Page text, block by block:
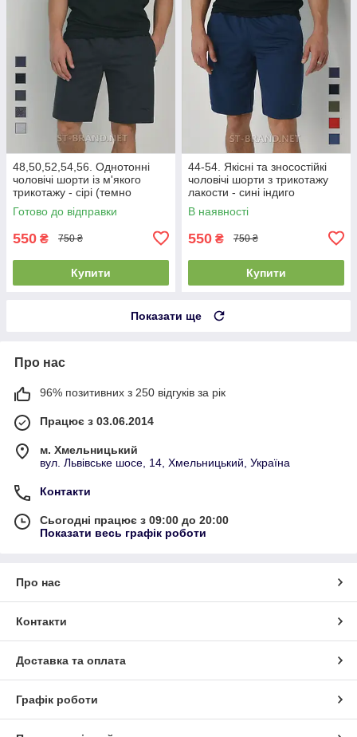
48,50,52,54,56. Однотонні
чоловічі шорти із м'якого
трикотажу - сірі (темно
графітові)
Готово до відправки
550 ₴ 750 ₴
Купити
44-54. Якісні та зносостійкі
чоловічі шорти з трикотажу
лакости - сині індиго
В наявності
550 ₴ 750 ₴
Купити
Показати ще
Про нас
96% позитивних з 250 відгуків за рік
Працює з 03.06.2014
м. Хмельницький
вул. Львівське шосе, 14, Хмельницький, Україна
Контакти
Сьогодні працює з 09:00 до 20:00
Показати весь графік роботи
Про нас
Контакти
Доставка та оплата
Графік роботи